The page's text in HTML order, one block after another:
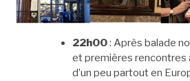
22h00: Après balade
et premières rencontres
d’un peu partout en